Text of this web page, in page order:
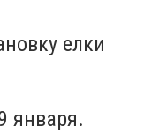
елки
января.